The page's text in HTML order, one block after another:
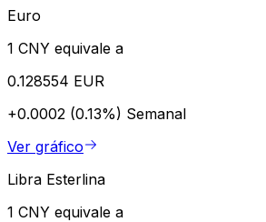
Euro
1 CNY equivale a
0.128554 EUR
+0.0002 (0.13%) Semanal
Ver gráfico
Libra Esterlina
1 CNY equivale a